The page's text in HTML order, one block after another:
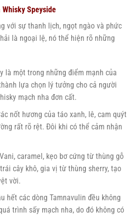
Speyside
với sự thanh lịch, ngọt ngào và phức
là ngoại lệ, nó thể hiện rõ những
là một trong những điểm mạnh của
lựa chọn lý tưởng cho cả người
mạch nha đơn cất.
nốt hương của táo xanh, lê, cam quýt
rất rõ rệt. Đôi khi có thể cảm nhận
Vani, caramel, kẹo bơ cứng từ thùng gỗ
cây khô, gia vị từ thùng sherry, tạo
vời.
hết các dòng Tamnavulin đều không
trình sấy mạch nha, do đó không có